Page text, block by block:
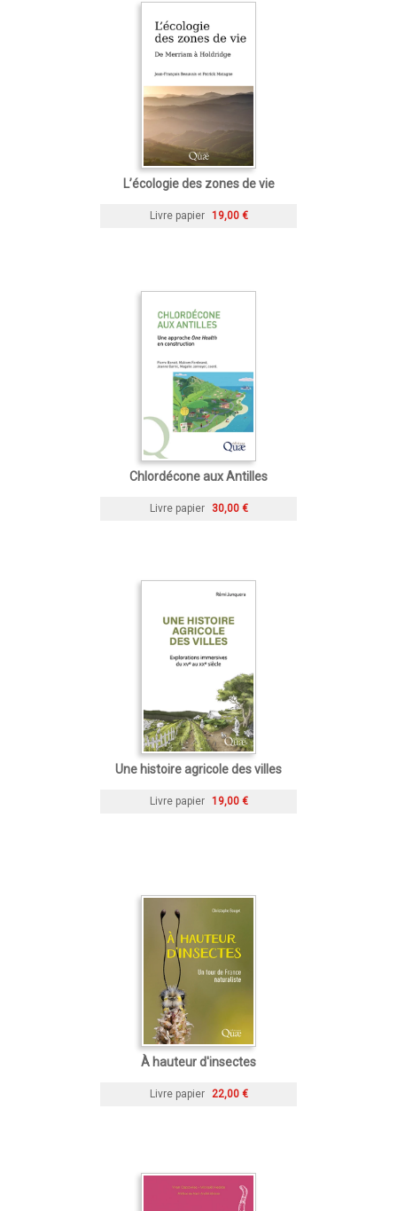
L’écologie des zones de vie
Livre papier 19,00 €
Chlordécone aux Antilles
Livre papier 30,00 €
Une histoire agricole des villes
Livre papier 19,00 €
À hauteur d'insectes
Livre papier 22,00 €